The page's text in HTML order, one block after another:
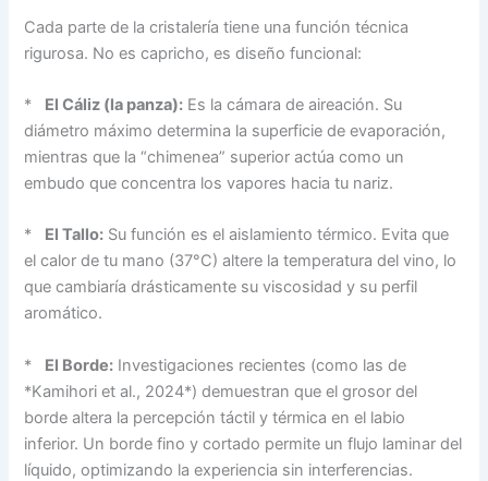
Cada parte de la cristalería tiene una función técnica
rigurosa. No es capricho, es diseño funcional:
* El Cáliz (la panza): Es la cámara de aireación. Su
diámetro máximo determina la superficie de evaporación,
mientras que la “chimenea” superior actúa como un
embudo que concentra los vapores hacia tu nariz.
* El Tallo: Su función es el aislamiento térmico. Evita que
el calor de tu mano (37°C) altere la temperatura del vino, lo
que cambiaría drásticamente su viscosidad y su perfil
aromático.
* El Borde: Investigaciones recientes (como las de
*Kamihori et al., 2024*) demuestran que el grosor del
borde altera la percepción táctil y térmica en el labio
inferior. Un borde fino y cortado permite un flujo laminar del
líquido, optimizando la experiencia sin interferencias.